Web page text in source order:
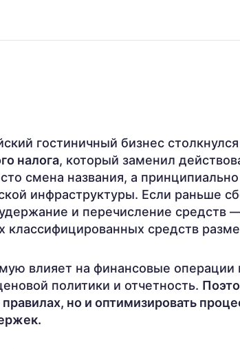
гостиничный бизнес
налога, который заменил
смена названия, а
инфраструктуры. Если раньше
и перечисление средств
классифицированных средств
влияет на финансовые операции
политики и отчетность.
но и оптимизировать